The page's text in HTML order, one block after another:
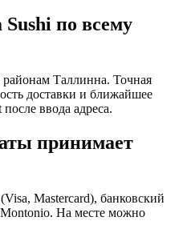
по всему
Таллинна. Точная
доставки и ближайшее
ввода адреса.
принимает
Mastercard), банковский
На месте можно